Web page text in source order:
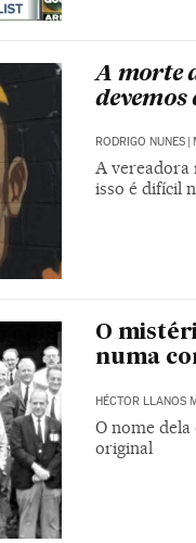
A morte
devemos
RODRIGO NUNES
A vereadora
isso é difícil
O
numa
HÉCTOR LLANOS
O nome
original